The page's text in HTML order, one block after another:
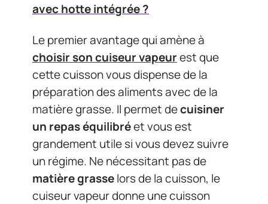
avec hotte intégrée ?
Le premier avantage qui amène à
choisir son cuiseur vapeurest que
cette cuisson vous dispense de la
préparation des aliments avec de la
matière grasse. Il permet decuisiner
un repas équilibréet vous est
grandement utile si vous devez suivre
un régime. Ne nécessitant pas de
matière grasselors de la cuisson, le
cuiseur vapeur donne une cuisson